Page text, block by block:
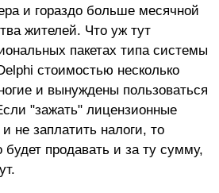
и гораздо больше месячной
жителей. Что уж тут
пакетах типа системы
стоимостью несколько
и вынуждены пользоваться
"зажать" лицензионные
не заплатить налоги, то
продавать и за ту сумму,